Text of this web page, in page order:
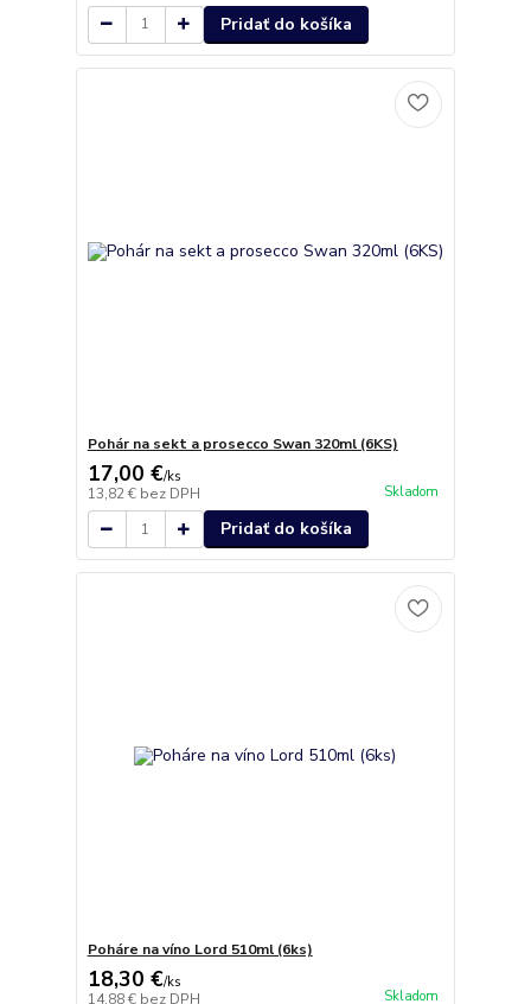
Pridať do košíka
Pohár na sekt a prosecco Swan 320ml (6KS)
17,00 €/ks
13,82 € bez DPH Skladom
Pridať do košíka
Poháre na víno Lord 510ml (6ks)
18,30 €/ks
14,88 € bez DPH Skladom